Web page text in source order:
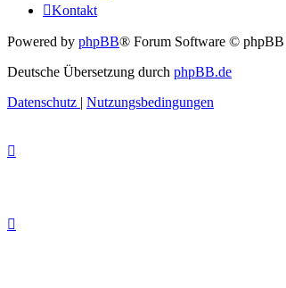
Kontakt
Powered by phpBB® Forum Software ©
Deutsche Übersetzung durch phpBB.de
Datenschutz | Nutzungsbedingungen